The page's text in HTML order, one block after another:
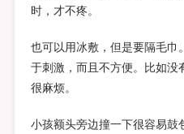
时，才不疼。
也可以用冰敷，但是要隔毛巾
于刺激，而且不方便。比如
很麻烦。
小孩额头旁边撞一下很容易